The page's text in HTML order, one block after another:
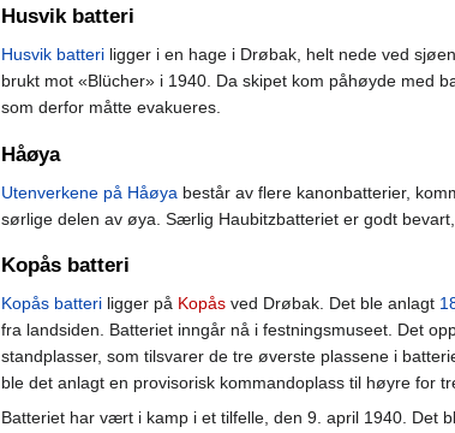
Husvik batteri
Husvik batteri ligger i en hage i Drøbak, helt nede ved
brukt mot «Blücher» i 1940. Da skipet kom påhøyde med
som derfor måtte evakueres.
Håøya
Utenverkene på Håøya består av flere kanonbatterier,
sørlige delen av øya. Særlig Haubitzbatteriet er godt
Kopås batteri
Kopås batteri ligger på Kopås ved Drøbak. Det ble anlagt
fra landsiden. Batteriet inngår nå i festningsmuseet. Det
standplasser, som tilsvarer de tre øverste plassene i
ble det anlagt en provisorisk kommandoplass til høyre for
Batteriet har vært i kamp i et tilfelle, den 9. april 1940. Det